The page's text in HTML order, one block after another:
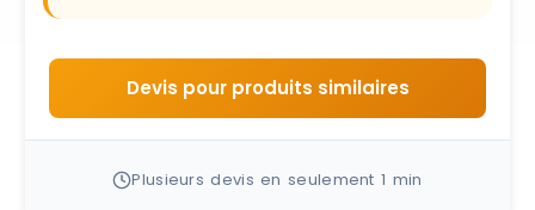
Devis pour produits similaires
Plusieurs devis en seulement 1 min